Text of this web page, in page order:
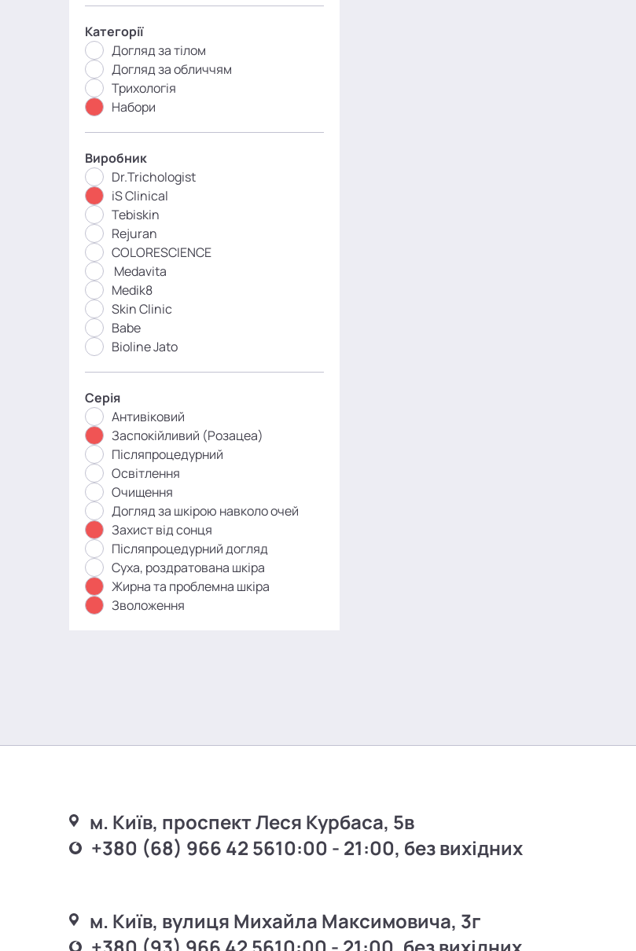
Категорії
Догляд за тілом
Догляд за обличчям
Трихологія
Набори
Виробник
Dr.Trichologist
iS Clinical
Tebiskin
Rejuran
COLORESCIENCE
Medavita
Medik8
Skin Clinic
Babe
Bioline Jato
Серія
Антивіковий
Заспокійливий (Розацеа)
Післяпроцедурний
Освітлення
Очищення
Догляд за шкірою навколо очей
Захист від сонця
Післяпроцедурний догляд
Суха, роздратована шкіра
Жирна та проблемна шкіра
Зволоження
м. Київ, проспект Леся Курбаса, 5в
+380 (68) 966 42 5610:00 - 21:00, без вихідних
м. Київ, вулиця Михайла Максимовича, 3г